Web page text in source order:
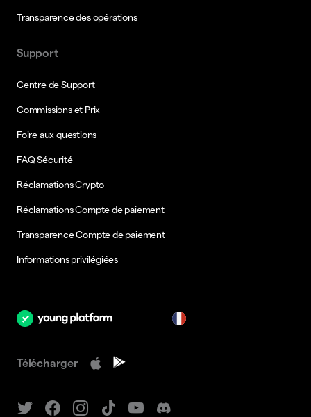
Transparence des opérations
Support
Centre de Support
Commissions et Prix
Foire aux questions
FAQ Sécurité
Réclamations Crypto
Réclamations Compte de paiement
Transparence Compte de paiement
Informations privilégiées
Télécharger